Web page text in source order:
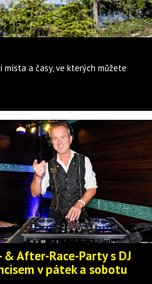
a časy, ve kterých můžete
& After-Race-Party s DJ
v pátek a sobotu